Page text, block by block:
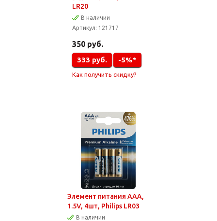
LR20
В наличии
Артикул: 121717
350 руб.
333 руб. -5%*
Как получить скидку?
Элемент питания AAA,
1.5V, 4шт, Philips LR03
В наличии